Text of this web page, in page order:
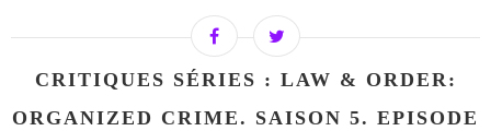
CRITIQUES SÉRIES : LAW & ORDER:
ORGANIZED CRIME. SAISON 5. EPISODE